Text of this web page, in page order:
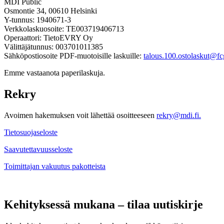
MDI Public
Osmontie 34, 00610 Helsinki
Y-tunnus: 1940671-3
Verkkolaskuosoite: TE003719406713
Operaattori: TietoEVRY Oy
Välittäjätunnus: 003701011385
Sähköpostiosoite PDF-muotoisille laskuille:
Emme vastaanota paperilaskuja.
Rekry
Avoimen hakemuksen voit lähettää osoitteeseen rekry@mdi.fi.
Tietosuojaseloste
Saavutettavuusseloste
Toimittajan vakuutus pakotteista
Kehityksessä mukana – tilaa uutiskirje